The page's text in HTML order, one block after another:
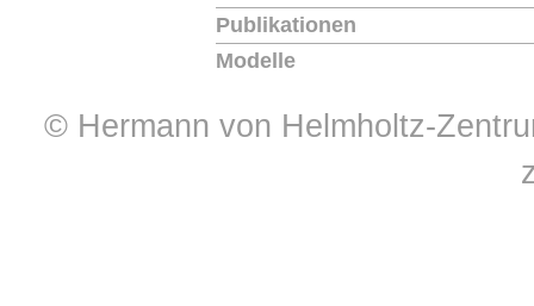
Publikationen
Modelle
© Hermann von Helmholtz-